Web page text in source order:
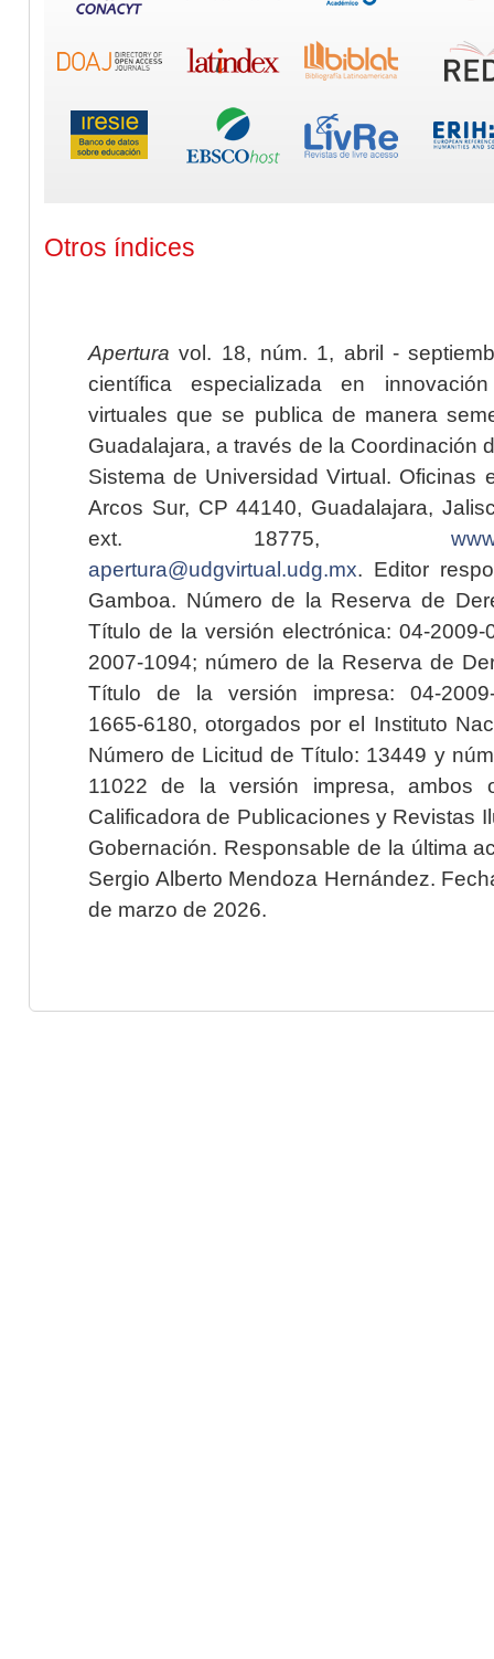
Otros índices
Apertura vol. 18, núm. 1, abril -
científica especializada en
virtuales que se publica de manera
Guadalajara, a través de la Coordinación
Sistema de Universidad Virtual. Oficinas
Arcos Sur, CP 44140, Guadalajara,
ext. 18775,
apertura@udgvirtual.udg.mx. Editor
Gamboa. Número de la Reserva de
Título de la versión electrónica: 04-2009-
2007-1094; número de la Reserva de
Título de la versión impresa: 04-2009-
1665-6180, otorgados por el Instituto
Número de Licitud de Título: 13449 y
11022 de la versión impresa, ambos
Calificadora de Publicaciones y Revistas
Gobernación. Responsable de la última
Sergio Alberto Mendoza Hernández.
de marzo de 2026.